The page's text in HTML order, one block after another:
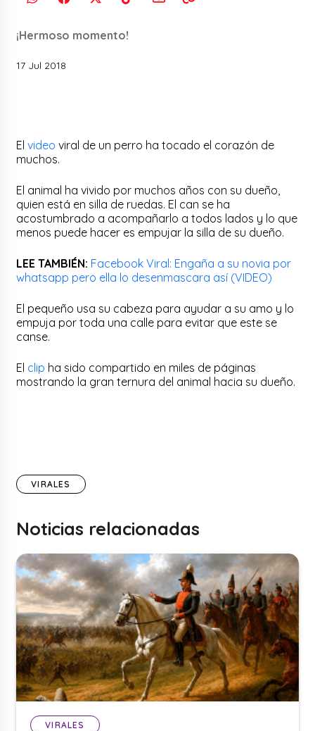
¡Hermoso momento!
17 Jul 2018
Elvideo viral de un perro ha tocado el corazón de
muchos.
El animal ha vivido por muchos años con su dueño,
quien está en silla de ruedas. El can se ha
acostumbrado a acompañarlo a todos lados y lo que
menos puede hacer es empujar la silla de su dueño.
LEE TAMBIÉN: Facebook Viral: Engaña a su novia por
whatsapp pero ella lo desenmascara así (VIDEO)
El pequeño usa su cabeza para ayudar a su amo y lo
empuja por toda una calle para evitar que este se
canse.
El clip ha sido compartido en miles de páginas
mostrando la gran ternura del animal hacia su dueño.
VIRALES
Noticias relacionadas
VIRALES